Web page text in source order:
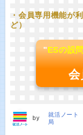
・会員専用機能が
ど）
"ESの設
会
by
就活ノート
局